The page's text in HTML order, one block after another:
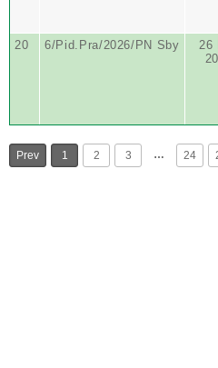
20
6/Pid.Pra/2026/PN Sby
26
Prev 1 2 3 … 24